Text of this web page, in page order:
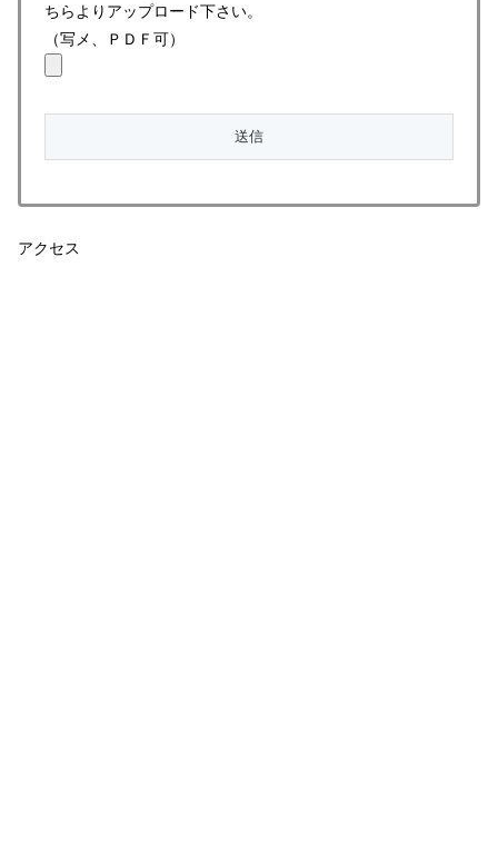
ちらよりアップロード下さい。
（写メ、ＰＤＦ可）
アクセス